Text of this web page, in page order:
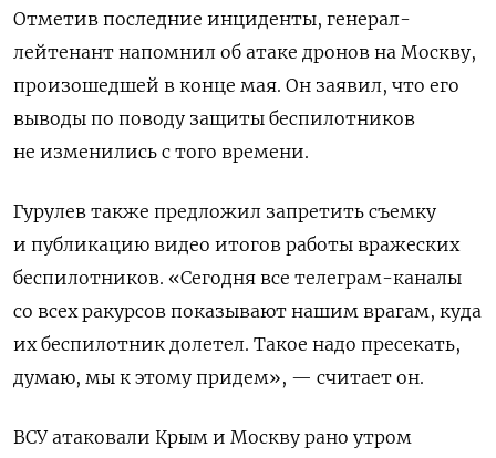
Отметив последние инциденты, генерал-
лейтенант напомнил об атаке дронов на Москву,
произошедшей в конце мая. Он заявил, что его
выводы по поводу защиты беспилотников
не изменились с того времени.
Гурулев также предложил запретить съемку
и публикацию видео итогов работы вражеских
беспилотников. «Сегодня все телеграм-каналы
со всех ракурсов показывают нашим врагам, куда
их беспилотник долетел. Такое надо пресекать,
думаю, мы к этому придем», — считает он.
ВСУ атаковали Крым и Москву рано утром